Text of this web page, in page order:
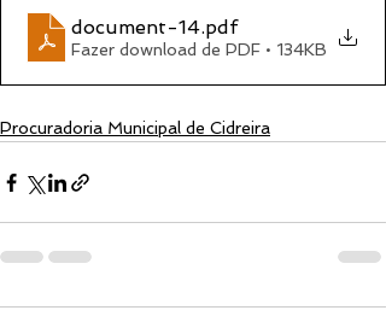
document-14.pdf
Fazer download de PDF • 134KB
Procuradoria Municipal de Cidreira